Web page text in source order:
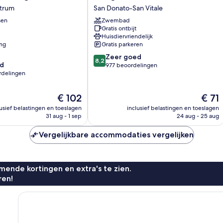
De
prijs
is
€ 102
belastingen en toeslagen
31 aug - 1 sep
Place
Hotel
San
Donato-
San
Vitale
San Donato-San Vitale
Zwembad
Gratis ontbijt
Huisdiervriendelijk
Gratis parkeren
8.2
van
beoordelingen
8,2 Zeer goed
977 beoordelingen
De
prijs
is
€ 71
inclusief belastingen en toeslagen
24 aug - 25 aug
Vergelijkbare accommodaties vergelijken
kortingen en extra's te zien.